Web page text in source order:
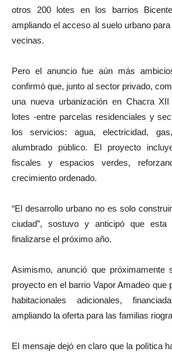
otros 200 lotes en los barrios
ampliando el acceso al suelo urbano
vecinas.
Pero el anuncio fue aún más
confirmó que, junto al sector privado,
una nueva urbanización en Chacra
lotes -entre parcelas residenciales y
los servicios: agua, electricidad,
alumbrado público. El proyecto
fiscales y espacios verdes,
crecimiento ordenado.
“El desarrollo urbano no es solo
ciudad”, sostuvo y anticipó que esta
finalizarse el próximo año.
Asimismo, anunció que próximamente
proyecto en el barrio Vapor Amadeo que
habitacionales adicionales,
ampliando la oferta para las familias
El mensaje dejó en claro que la política